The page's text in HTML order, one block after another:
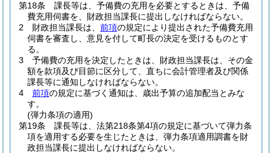
第18条
課長等は、予備費の充用を必要とするときは、予備
費充用伺書を、財政担当課長に提出しなければならない。
2
財政担当課長は、 前項の規定により提出された予備費充用
伺書を審査し、意見を付して町長の決定を受けるものとす
る。
3
予備費の充用を決定したときは、財政担当課長は、その金
額を款項及び目節に区分して、直ちに会計管理者及び関係
課長等に通知しなければならない。
4
前項の規定に基づく通知は、歳出予算の追加配当とみな
す。
(弾力条項の適用)
第19条
課長等は、法第218条第4項の規定に基づいて弾力条
項を適用する必要を生じたときは、弾力条項適用調書を財
政担当課長に提出しなければならない。